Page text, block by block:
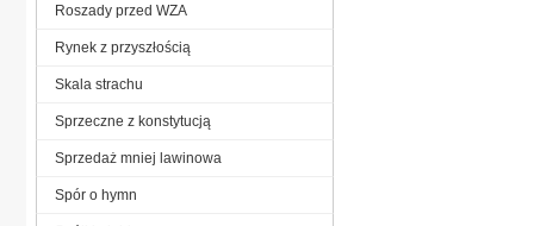
Roszady przed WZA
Rynek z przyszłością
Skala strachu
Sprzeczne z konstytucją
Sprzedaż mniej lawinowa
Spór o hymn